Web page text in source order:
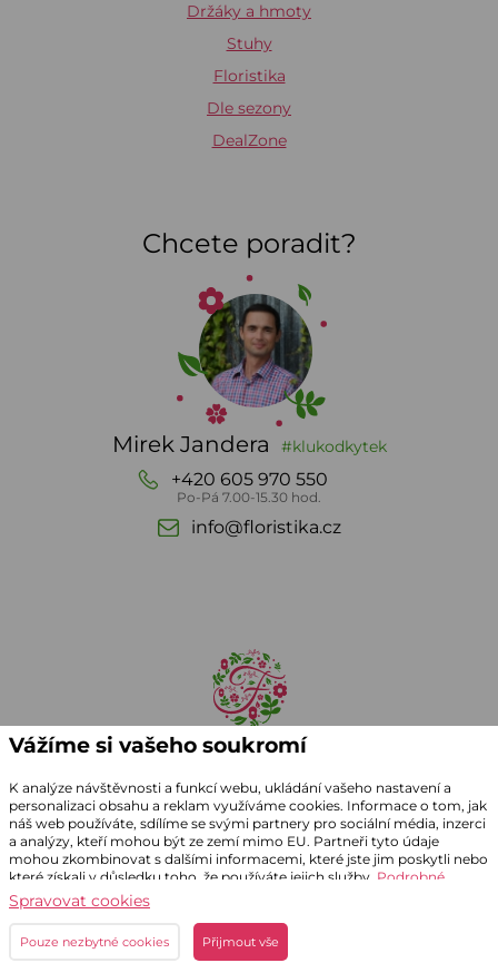
Držáky a hmoty
Stuhy
Floristika
Dle sezony
DealZone
Chcete poradit?
Mirek Jandera #klukodkytek
+420 605 970 550
Po-Pá 7.00-15.30 hod.
info@floristika.cz
KošnarDesign.cz, realizace
Vážíme si vašeho soukromí
K analýze návštěvnosti a funkcí webu, ukládání vašeho nastavení a
personalizaci obsahu a reklam využíváme cookies. Informace o tom, jak
náš web používáte, sdílíme se svými partnery pro sociální média, inzerci
a analýzy, kteří mohou být ze zemí mimo EU. Partneři tyto údaje
mohou zkombinovat s dalšími informacemi, které jste jim poskytli nebo
které získali v důsledku toho, že používáte jejich služby. Podrobné
informace
Spravovat cookies
Pouze nezbytné cookies Přijmout vše